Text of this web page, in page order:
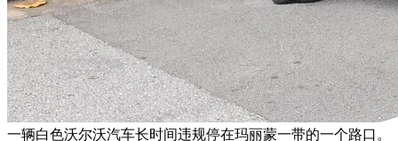
一辆白色沃尔沃汽车长时间违规停在玛丽蒙一带的一个路口。